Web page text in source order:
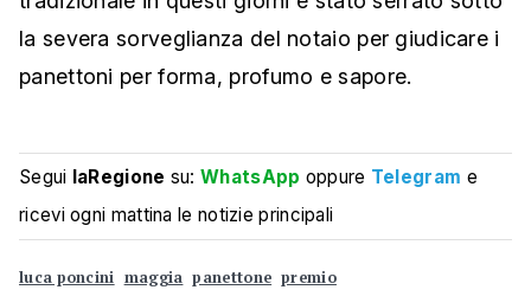
la severa sorveglianza del notaio per giudicare i
panettoni per forma, profumo e sapore.
Segui laRegione su:WhatsApp oppure Telegram e
ricevi ogni mattina le notizie principali
luca poncini maggia panettone premio